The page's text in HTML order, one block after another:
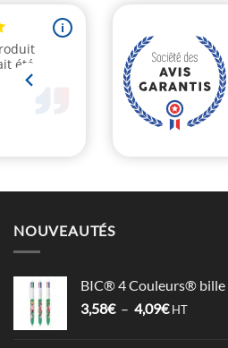
NOUVEAUTÉS
BIC® 4 Couleurs® bille
3,58€ – 4,09€Plage
HT